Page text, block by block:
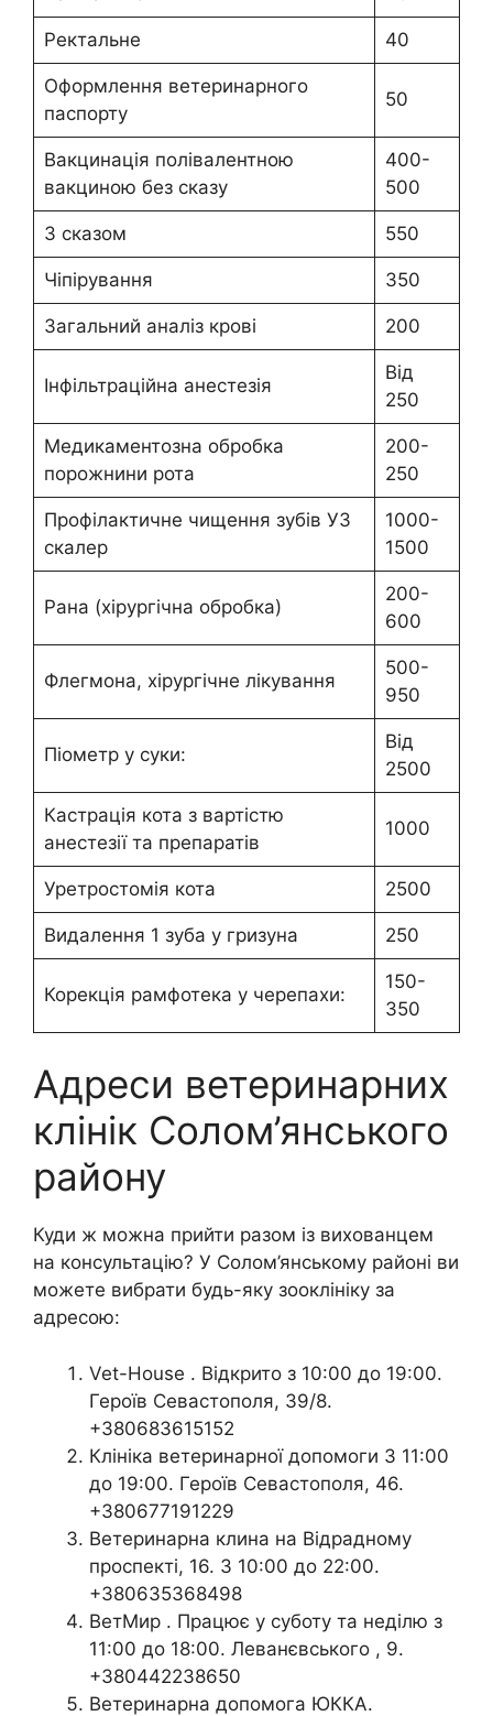
Ректальне 40
Оформлення ветеринарного
паспорту
50
Вакцинація полівалентною
вакциною без сказу
400-
500
З сказом 550
Чіпірування 350
Загальний аналіз крові 200
Інфільтраційна анестезія
Від
250
Медикаментозна обробка
порожнини рота
200-
250
Профілактичне чищення зубів УЗ
скалер
1000-
1500
Рана (хірургічна обробка)
200-
600
Флегмона, хірургічне лікування
500-
950
Піометр у суки:
Від
2500
Кастрація кота з вартістю
анестезії та препаратів
1000
Уретростомія кота 2500
Видалення 1 зуба у гризуна 250
Корекція рамфотека у черепахи:
150-
350
Адреси ветеринарних
клінік Солом’янського
району
Куди ж можна прийти разом із вихованцем
на консультацію? У Солом’янському районі ви
можете вибрати будь-яку зооклініку за
адресою:
Vet-House . Відкрито з 10:00 до 19:00.
Героїв Севастополя, 39/8.
+380683615152
Клініка ветеринарної допомоги З 11:00
до 19:00. Героїв Севастополя, 46.
+380677191229
Ветеринарна клина на Відрадному
проспекті, 16. З 10:00 до 22:00.
+380635368498
ВетМир . Працює у суботу та неділю з
11:00 до 18:00. Леванєвського , 9.
+380442238650
Ветеринарна допомога ЮККА.